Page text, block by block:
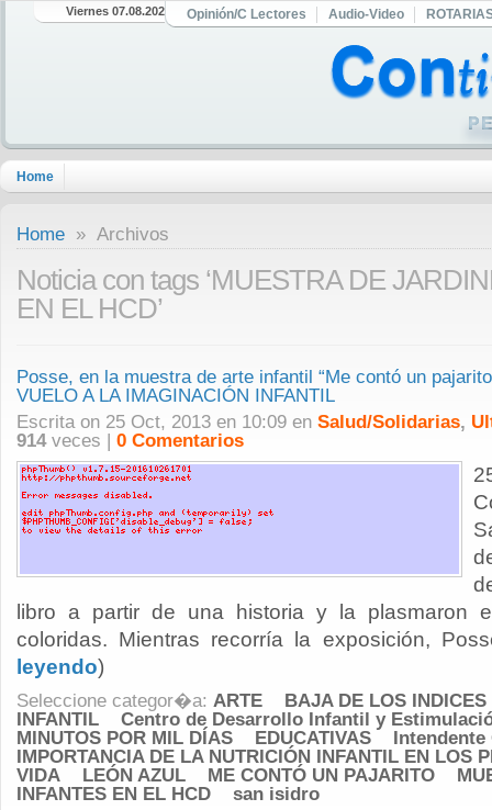
Viernes 07.08.2026 Opinión/C Lectores Audio-Video
Home
Home » Archivos
Noticia con tags ‘MUESTRA DE
EN EL HCD’
Posse, en la muestra de arte infantil “Me contó un
VUELO A LA IMAGINACIÓN INFANTIL
Escrita on 25 Oct, 2013 en 10:09 en Salud/Solidarias,
914veces | 0 Comentarios
libro a partir de una historia y la plasmaron
coloridas. Mientras recorría la exposición,
leyendo)
Seleccione categor�a: ARTE
BAJA DE LOS
INFANTIL
Centro de Desarrollo Infantil y
MINUTOS POR MIL DÍAS
EDUCATIVAS
Intendente
IMPORTANCIA DE LA NUTRICIÓN INFANTIL EN LOS
VIDA
LEÓN AZUL ME CONTÓ UN PAJARITO
INFANTES EN EL HCD
san isidro